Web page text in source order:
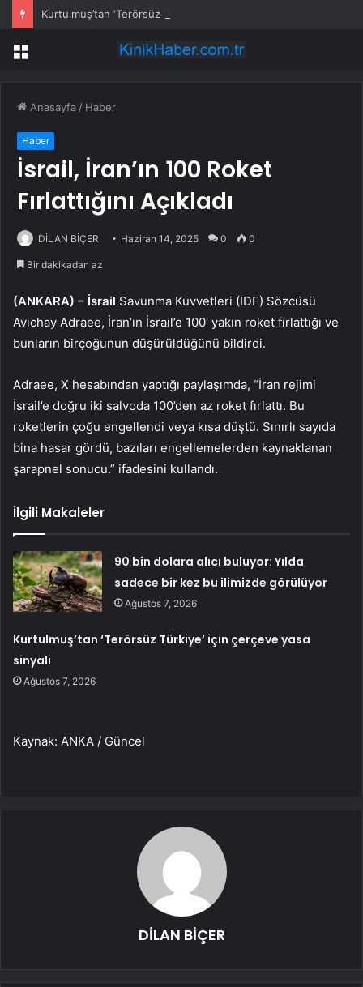
Kurtulmuş’tan ‘Terörsüz Türkiye’ için çerçeve yasa sinyali
Menü
Anasayfa / Haber
Haber
İsrail, İran’ın 100 Roket
Fırlattığını Açıkladı
DİLAN BİÇER Haziran 14, 2025 0 0
Bir dakikadan az
(ANKARA) – İsrail Savunma Kuvvetleri (IDF) Sözcüsü
Avichay Adraee, İran’ın İsrail’e 100′ yakın roket fırlattığı ve
bunların birçoğunun düşürüldüğünü bildirdi.
Adraee, X hesabından yaptığı paylaşımda, “İran rejimi
İsrail’e doğru iki salvoda 100’den az roket fırlattı. Bu
roketlerin çoğu engellendi veya kısa düştü. Sınırlı sayıda
bina hasar gördü, bazıları engellemelerden kaynaklanan
şarapnel sonucu.” ifadesini kullandı.
İlgili Makaleler
90 bin dolara alıcı buluyor: Yılda
sadece bir kez bu ilimizde görülüyor
Ağustos 7, 2026
Kurtulmuş’tan ‘Terörsüz Türkiye’ için çerçeve yasa
sinyali
Ağustos 7, 2026
Kaynak: ANKA / Güncel
DİLAN BİÇER